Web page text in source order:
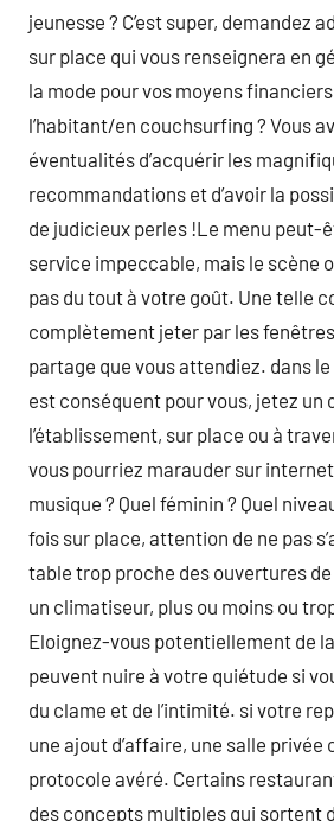
jeunesse ? C’est super, demandez
sur place qui vous renseignera en
la mode pour vos moyens
l’habitant/en couchsurfing ? Vous
éventualités d’acquérir les
recommandations et d’avoir la
de judicieux perles !Le menu peut-
service impeccable, mais le scène
pas du tout à votre goût. Une telle
complètement jeter par les
partage que vous attendiez. dans
est conséquent pour vous, jetez un
l’établissement, sur place ou à
vous pourriez marauder sur
musique ? Quel féminin ? Quel
fois sur place, attention de ne pas
table trop proche des ouvertures
un climatiseur, plus ou moins ou
Eloignez-vous potentiellement de
peuvent nuire à votre quiétude si
du clame et de l’intimité. si votre
une ajout d’affaire, une salle privée
protocole avéré. Certains
des concepts multiples qui sortent